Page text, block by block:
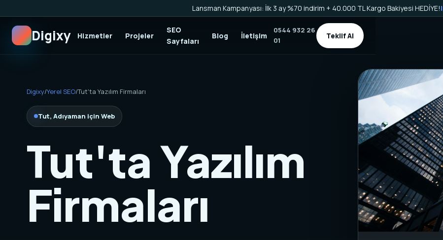
Lansman Kampanyası: İlk 3 ay %70 indirim + 40.000 TL Kargo Bakiyesi HEDİYE!
Digixy Hizmetler Projeler
SEO
Sayfaları
Blog İletişim
0544 932 26
01
Teklif Al
Digixy/Yerel SEO/Tut'ta Yazılım Firmaları
Tut, Adıyaman için Web
Tut'ta Yazılım
Firmaları